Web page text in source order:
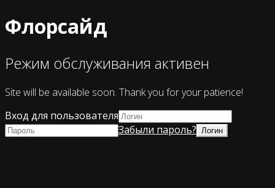
Флорсайд
Режим обслуживания активен
Site will be available soon. Thank you for your patience!
Вход для пользователя
Забыли пароль?